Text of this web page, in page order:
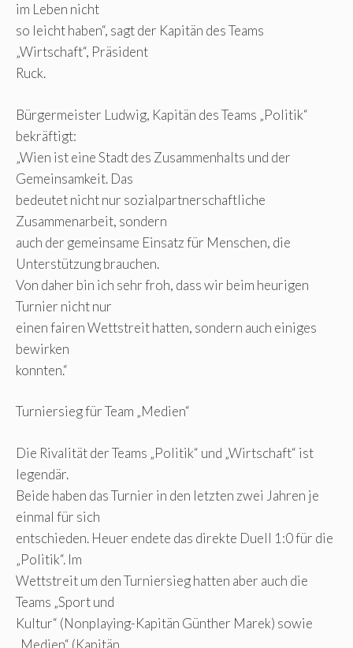
im Leben nicht
so leicht haben“, sagt der Kapitän des Teams
„Wirtschaft“, Präsident
Ruck.
Bürgermeister Ludwig, Kapitän des Teams „Politik“
bekräftigt:
„Wien ist eine Stadt des Zusammenhalts und der
Gemeinsamkeit. Das
bedeutet nicht nur sozialpartnerschaftliche
Zusammenarbeit, sondern
auch der gemeinsame Einsatz für Menschen, die
Unterstützung brauchen.
Von daher bin ich sehr froh, dass wir beim heurigen
Turnier nicht nur
einen fairen Wettstreit hatten, sondern auch einiges
bewirken
konnten.“
Turniersieg für Team „Medien“
Die Rivalität der Teams „Politik“ und „Wirtschaft“ ist
legendär.
Beide haben das Turnier in den letzten zwei Jahren je
einmal für sich
entschieden. Heuer endete das direkte Duell 1:0 für die
„Politik“. Im
Wettstreit um den Turniersieg hatten aber auch die
Teams „Sport und
Kultur“ (Nonplaying-Kapitän Günther Marek) sowie
„Medien“ (Kapitän